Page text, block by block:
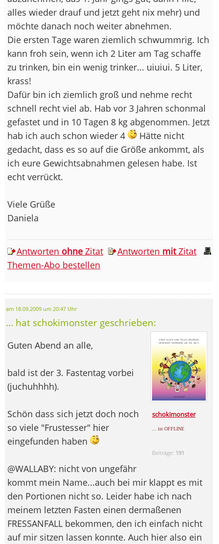
alles wieder drauf und jetzt geht nix mehr) und
möchte danach noch weiter abnehmen.
Die ersten Tage waren ziemlich schwummrig. Ich
kann froh sein, wenn ich 2 Liter am Tag schaffe
zu trinken, bin ein wenig trinker... uiuiui. 5 Liter,
krass!
Dafür bin ich ziemlich groß und nehme recht
schnell recht viel ab. Hab vor 3 Jahren schonmal
gefastet und in 10 Tagen 8 kg abgenommen. Jetzt
hab ich auch schon wieder 4
Hätte nicht
gedacht, dass es so auf die Größe ankommt, als
ich eure Gewichtsabnahmen gelesen habe. Ist
echt verrückt.
Viele Grüße
Daniela
Antworten ohne Zitat Antworten mitZitat
Themen-Abo bestellen
am 18.09.2009 um 20:47 Uhr
... hat schokimonster geschrieben:
schokimonster
... ist OFFLINE
Beiträge: 191
Guten Abend an alle,
bald ist der 3. Fastentag vorbei
(juchuhhhh).
Schön dass sich jetzt doch noch
so viele "Frustesser" hier
eingefunden haben
@WALLABY: nicht von ungefähr
kommt mein Name...auch bei mir klappt es mit
den Portionen nicht so. Leider habe ich nach
meinem letzten Fasten einen dermaßenen
FRESSANFALL bekommen, den ich einfach nicht
auf mir sitzen lassen konnte. Auch hier also ein